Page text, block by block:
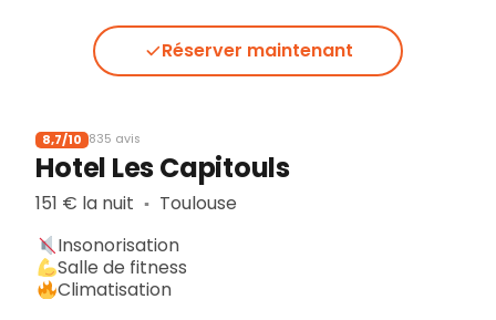
Réserver maintenant
8,7/10 835 avis
Hotel Les Capitouls
151 € la nuit ▪︎ Toulouse
Insonorisation
Salle de fitness
Climatisation